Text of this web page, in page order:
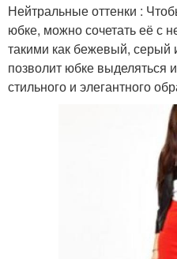
Нейтральные оттенки :
юбке, можно сочетать её с
такими как бежевый, серый
позволит юбке выделяться
стильного и элегантного